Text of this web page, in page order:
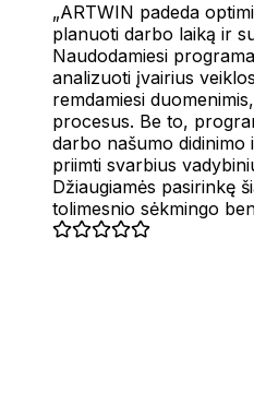
ARTWIN padeda
planuoti darbo laiką ir
Naudodamiesi
analizuoti įvairius
remdamiesi
procesus. Be to,
darbo našumo didinimo
priimti svarbius
Džiaugiamės pasirinkę
tolimesnio sėkmingo